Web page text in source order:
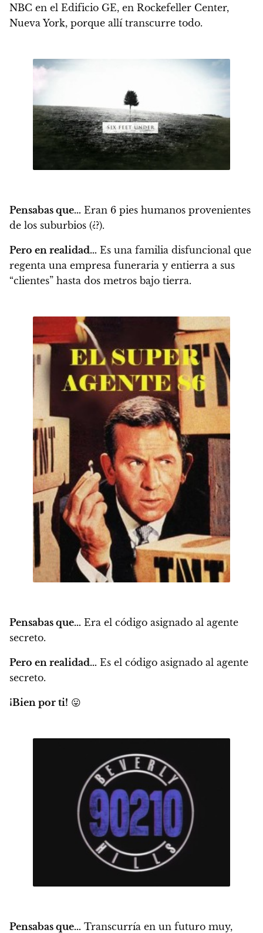
NBC en el Edificio GE, en Rockefeller Center,
Nueva York, porque allí transcurre todo.
Pensabas que… Eran 6 pies humanos provenientes
de los suburbios (¿?).
Pero en realidad… Es una familia disfuncional que
regenta una empresa funeraria y entierra a sus
“clientes” hasta dos metros bajo tierra.
Pensabas que… Era el código asignado al agente
secreto.
Pero en realidad… Es el código asignado al agente
secreto.
¡Bien por ti! 😛
Pensabas que… Transcurría en un futuro muy,